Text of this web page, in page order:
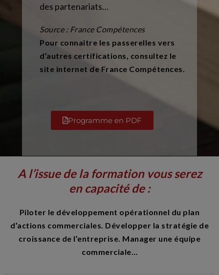
des partenariats…
Source : France Compétences
Pour connaitre les passerelles vers
d’autres certifications, consultez le
site internet de France Compétences.
Programme en PDF
A l’issue de la formation vous serez
en capacité de :
Piloter le développement opérationnel du plan
d’actions commerciales. Développer la stratégie de
croissance de l’entreprise. Manager une équipe
commerciale…